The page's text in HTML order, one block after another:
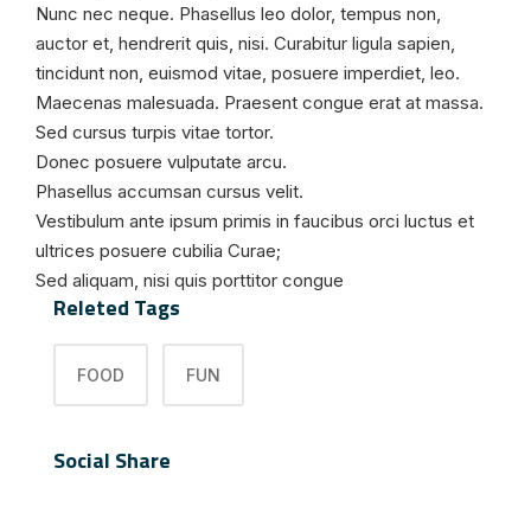
Nunc nec neque. Phasellus leo dolor, tempus non,
auctor et, hendrerit quis, nisi. Curabitur ligula sapien,
tincidunt non, euismod vitae, posuere imperdiet, leo.
Maecenas malesuada. Praesent congue erat at massa.
Sed cursus turpis vitae tortor.
Donec posuere vulputate arcu.
Phasellus accumsan cursus velit.
Vestibulum ante ipsum primis in faucibus orci luctus et
ultrices posuere cubilia Curae;
Sed aliquam, nisi quis porttitor congue
Releted Tags
FOOD FUN
Social Share